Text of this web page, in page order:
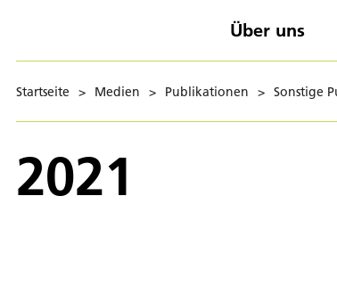
Über uns
Startseite > Medien > Publikationen > Sonstige
2021